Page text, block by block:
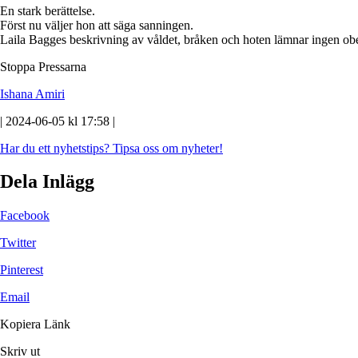
En stark berättelse.
Först nu väljer hon att säga sanningen.
Laila Bagges beskrivning av våldet, bråken och hoten lämnar ingen
Stoppa Pressarna
Ishana Amiri
| 2024-06-05 kl 17:58 |
Har du ett nyhetstips? Tipsa oss om nyheter!
Dela Inlägg
Facebook
Twitter
Pinterest
Email
Kopiera Länk
Skriv ut